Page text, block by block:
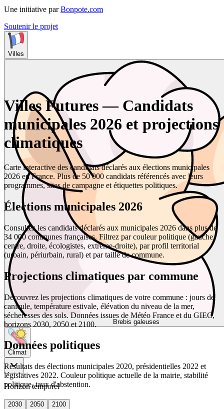
Une initiative par Bonpote.com
Soutenir le projet
Villes
Brebis galeuses
Climat
Horizon temporel
2030 2050
2100
Villes Futures — Candidats
municipales 2026 et projections
climatiques
Carte interactive des candidats déclarés aux élections municipales
2026 en France. Plus de 50 000 candidats référencés avec leurs
programmes, sites de campagne et étiquettes politiques.
Élections municipales 2026
Consultez les candidats déclarés aux municipales 2026 dans plus de
34 000 communes françaises. Filtrez par couleur politique (gauche,
centre, droite, écologistes, extrême-droite), par profil territorial
(urbain, périurbain, rural) et par taille de commune.
Projections climatiques par commune
Découvrez les projections climatiques de votre commune : jours de
canicule, température estivale, élévation du niveau de la mer,
sécheresses des sols. Données issues de Météo France et du GIEC,
horizons 2030, 2050 et 2100.
Données politiques
Résultats des élections municipales 2020, présidentielles 2022 et
législatives 2022. Couleur politique actuelle de la mairie, stabilité
politique, taux d'abstention.